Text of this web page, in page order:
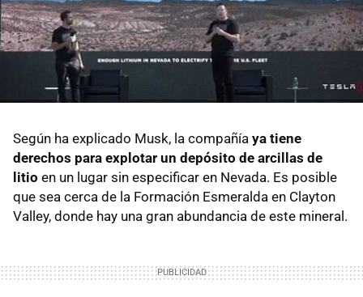
Según ha explicado Musk, la compañía ya tiene
derechos para explotar un depósito de arcillas de
litio en un lugar sin especificar en Nevada. Es posible
que sea cerca de la Formación Esmeralda en Clayton
Valley, donde hay una gran abundancia de este mineral.